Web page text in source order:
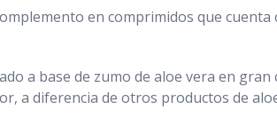
en comprimidos que
a base de zumo de aloe vera en
a diferencia de otros productos de